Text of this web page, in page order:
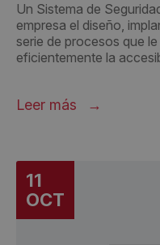
Un Sistema de
empresa el diseño,
serie de procesos que
eficientemente la
Leer más
11
OCT